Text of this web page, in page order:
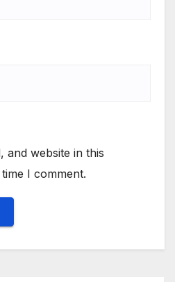
and website in this
I comment.